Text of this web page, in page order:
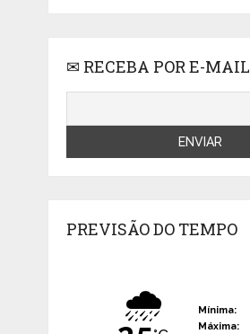
✉ RECEBA POR E-MAIL
PREVISÃO DO TEMPO
🌧️ Mínima:
Máxima: